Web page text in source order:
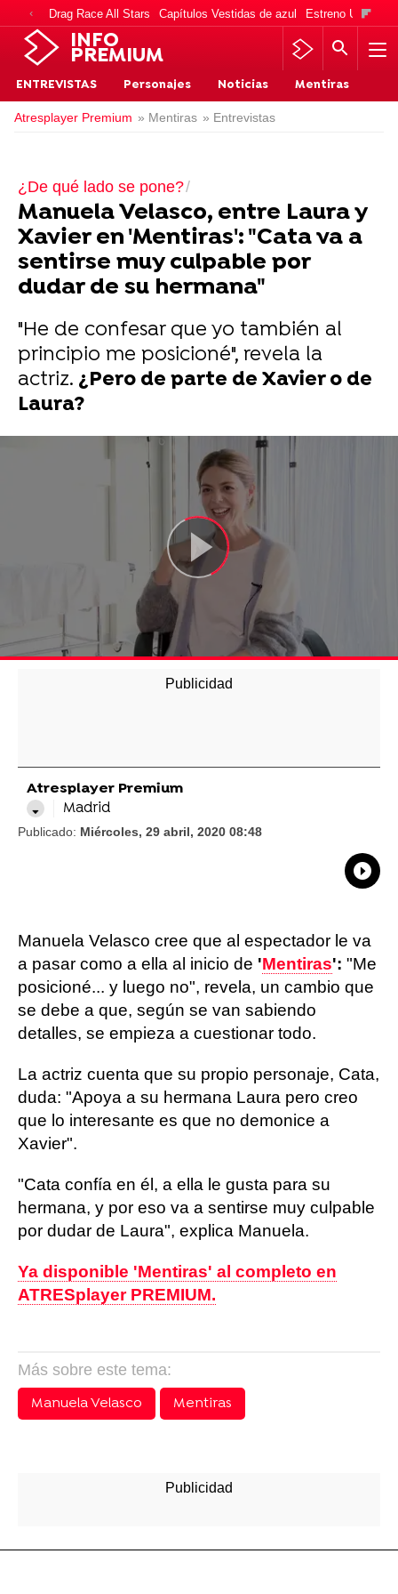
Drag Race All Stars Capítulos Vestidas de azul Estreno Una
INFO
PREMIUM
ENTREVISTAS Personajes Noticias Mentiras
Atresplayer Premium » Mentiras » Entrevistas
¿De qué lado se pone?
Manuela Velasco, entre Laura y
Xavier en 'Mentiras': "Cata va a
sentirse muy culpable por
dudar de su hermana"
"He de confesar que yo también al
principio me posicioné", revela la
actriz. ¿Pero de parte de Xavier o de
Laura?
Atresplayer Premium
Madrid
Publicado: Miércoles, 29 abril, 2020 08:48
Manuela Velasco cree que al espectador le va
a pasar como a ella al inicio de 'Mentiras': "Me
posicioné... y luego no", revela, un cambio que
se debe a que, según se van sabiendo
detalles, se empieza a cuestionar todo.
La actriz cuenta que su propio personaje, Cata,
duda: "Apoya a su hermana Laura pero creo
que lo interesante es que no demonice a
Xavier".
"Cata confía en él, a ella le gusta para su
hermana, y por eso va a sentirse muy culpable
por dudar de Laura", explica Manuela.
Ya disponible 'Mentiras' al completo en
ATRESplayer PREMIUM.
Más sobre este tema:
Manuela Velasco
Mentiras